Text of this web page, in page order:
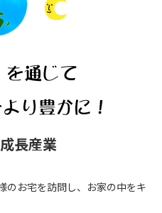
長産業
のお宅を訪問し、お家の中をキ